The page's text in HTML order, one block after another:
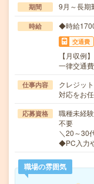
期間 9月～長期
時給 ◆時給
交通費
【月収例
一律交通
仕事内容
クレジッ
対応をお
応募資格
職種未経
不要
＼20～30
◆PC入力
職場の雰囲気